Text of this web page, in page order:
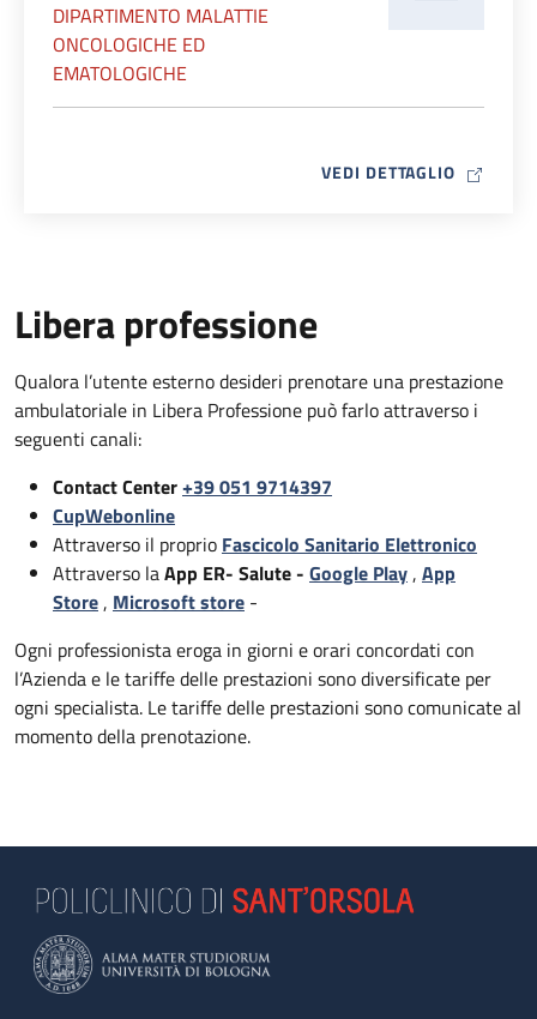
DIPARTIMENTO MALATTIE
ONCOLOGICHE ED
EMATOLOGICHE
VEDI DETTAGLIO MAP ICON
Libera professione
Qualora l’utente esterno desideri prenotare una prestazione
ambulatoriale in Libera Professione può farlo attraverso i
seguenti canali:
Contact Center+39 051 9714397
CupWebonline
Attraverso il proprio Fascicolo Sanitario Elettronico
Attraverso laApp ER- Salute - Google Play, App
Store, Microsoft store -
Ogni professionista eroga in giorni e orari concordati con
l’Azienda e le tariffe delle prestazioni sono diversificate per
ogni specialista. Le tariffe delle prestazioni sono comunicate al
momento della prenotazione.